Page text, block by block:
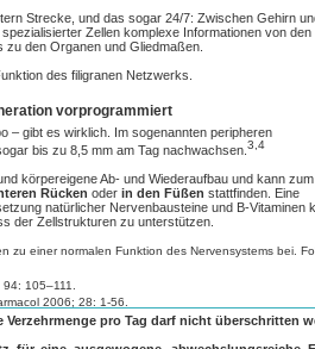
Strecke, und das sogar 24/7: Zwischen Gehirn
Zellen komplexe Informationen von den
den Organen und Gliedmaßen.
des filigranen Netzwerks.
vorprogrammiert
– gibt es wirklich. Im sogenannten peripheren
bis zu 8,5 mm am Tag nachwachsen. 3,4
körpereigene Ab- und Wiederaufbau und kann zum
Rücken oder in den Füßen stattfinden. Eine
natürlicher Nervenbausteine und B-Vitaminen
der Zellstrukturen zu unterstützen.
zu einer normalen Funktion des Nervensystems bei.
105–111.
2006; 28: 1-56.
102 (2): 191-215.pro Tag darf nicht überschritten